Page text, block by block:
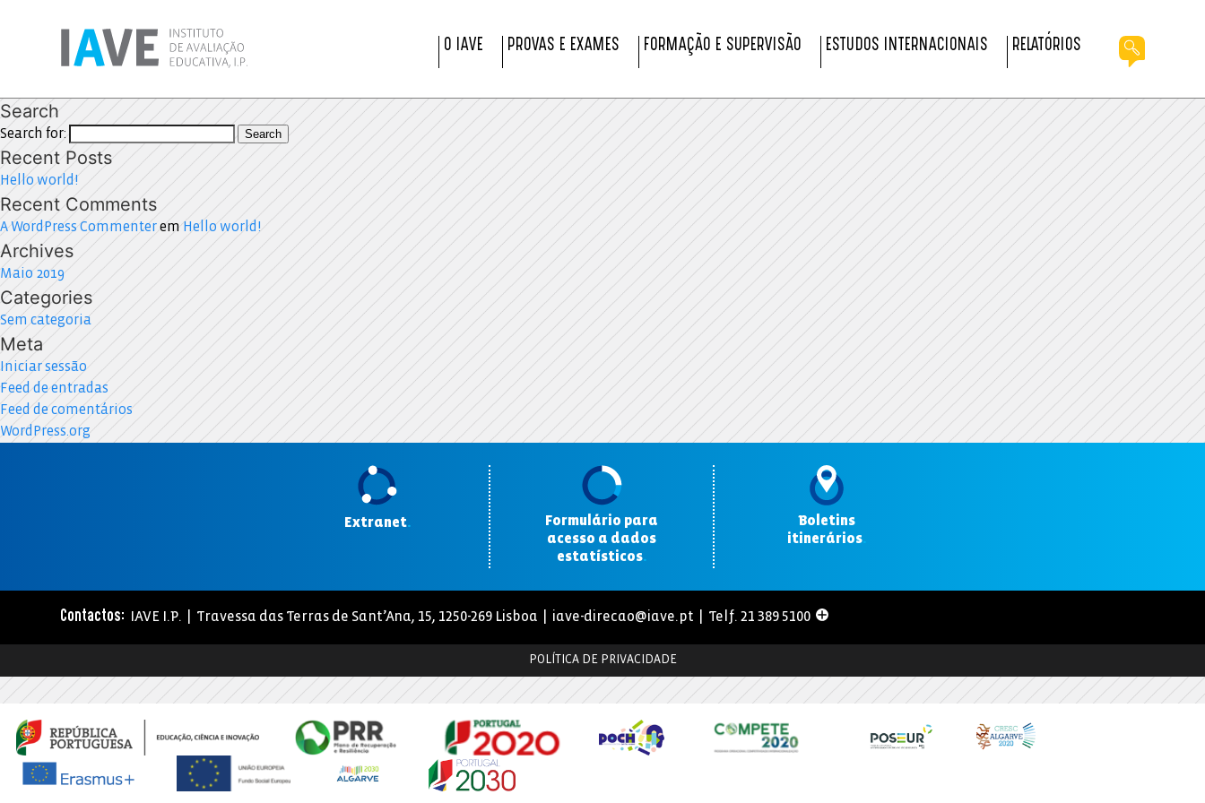
O IAVE PROVAS E EXAMES FORMAÇÃO E SUPERVISÃO ESTUDOS INTERNACIONAIS RELATÓRIOS
Search
Search for: Search
Recent Posts
Hello world!
Recent Comments
A WordPress Commenterem Hello world!
Archives
Maio 2019
Categories
Sem categoria
Meta
Iniciar sessão
Feed de entradas
Feed de comentários
WordPress.org
Extranet.
Formulário para
acesso a dados
estatísticos.
Boletins
itinerários.
Contactos: IAVE I.P. | Travessa das Terras de Sant’Ana, 15, 1250-269 Lisboa | iave-direcao@iave.pt | Telf. 21 389 5100
POLÍTICA DE PRIVACIDADE